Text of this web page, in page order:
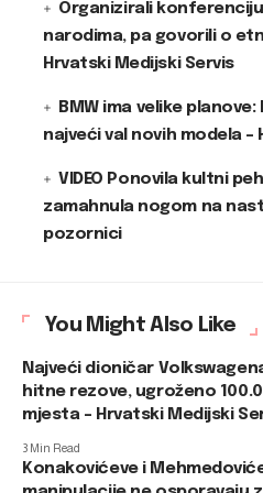
Organizirali
narodima, pa govorili o
Hrvatski Medijski Servis
BMW ima velike
najveći val novih modela –
VIDEO Ponovila kultni
zamahnula nogom na
pozornici
You Might Also Like
Najveći dioničar
hitne rezove, ugroženo
mjesta – Hrvatski Medijski
3 Min Read
Konakovićeve i